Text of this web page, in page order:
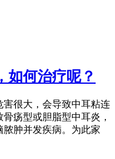
如何治疗呢？
害很大，会导致中耳粘连
疡型或胆脂型中耳炎，
肿并发疾病。为此家